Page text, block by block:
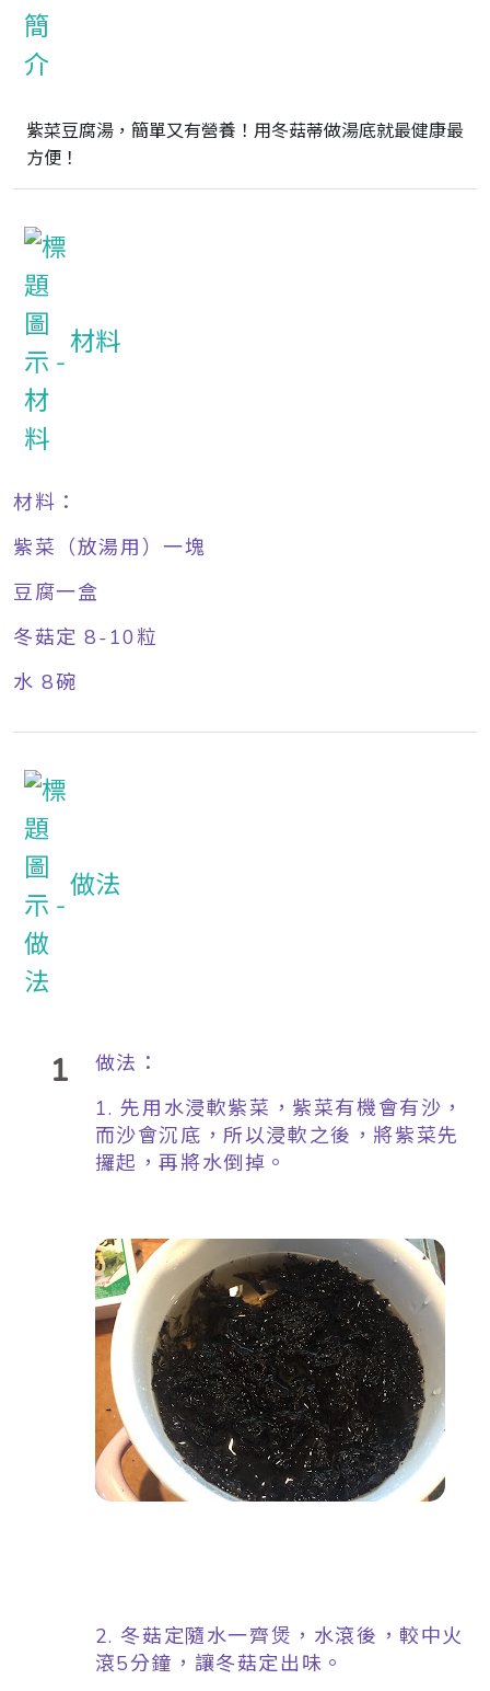
紫菜豆腐湯，簡單又有營養！用冬菇蒂做湯底就最健康最
方便！
材料
材料：
紫菜（放湯用）一塊
豆腐一盒
冬菇定 8-10粒
水 8碗
做法
1
做法：
1. 先用水浸軟紫菜，紫菜有機會有沙，
而沙會沉底，所以浸軟之後，將紫菜先
攞起，再將水倒掉。
2. 冬菇定隨水一齊煲，水滾後，較中火
滾5分鐘，讓冬菇定出味。